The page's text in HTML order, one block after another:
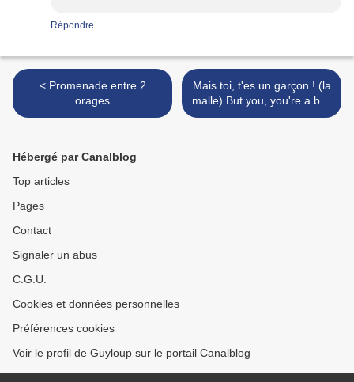
Répondre
< Promenade entre 2
orages
Mais toi, t'es un garçon ! (la
malle) But you, you're a boy
! (the trunk) >
Hébergé par Canalblog
Top articles
Pages
Contact
Signaler un abus
C.G.U.
Cookies et données personnelles
Préférences cookies
Voir le profil de Guyloup sur le portail Canalblog